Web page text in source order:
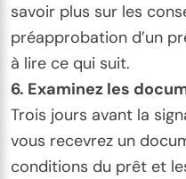
savoir plus sur les
préapprobation d’un
à lire ce qui suit.
6. Examinez les
Trois jours avant la
vous recevrez un
conditions du prêt et